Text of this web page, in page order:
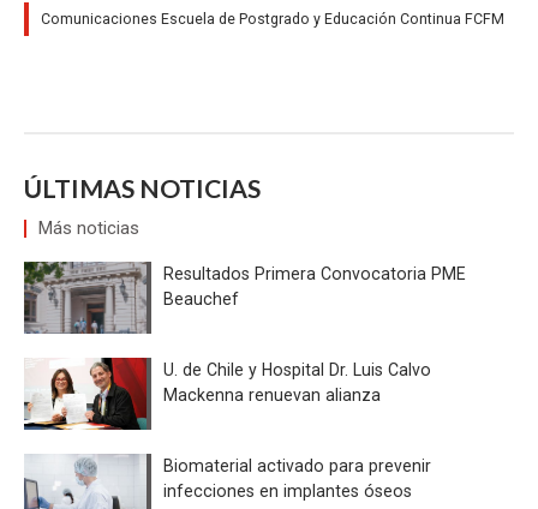
Comunicaciones Escuela de Postgrado y Educación Continua FCFM
ÚLTIMAS NOTICIAS
Más noticias
Resultados Primera Convocatoria PME
Beauchef
U. de Chile y Hospital Dr. Luis Calvo
Mackenna renuevan alianza
Biomaterial activado para prevenir
infecciones en implantes óseos